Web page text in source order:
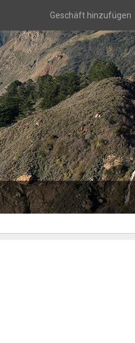
Geschäft hinzufügen